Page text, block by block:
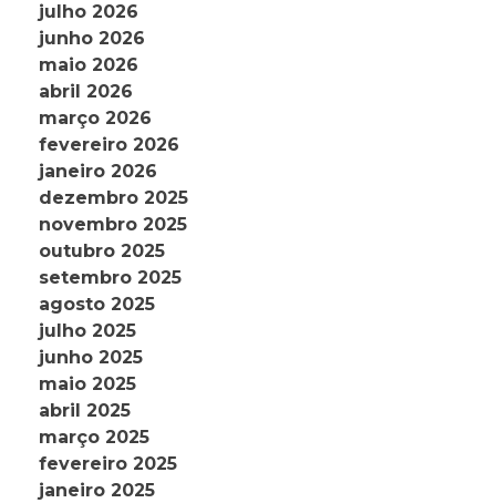
julho 2026
junho 2026
maio 2026
abril 2026
março 2026
fevereiro 2026
janeiro 2026
dezembro 2025
novembro 2025
outubro 2025
setembro 2025
agosto 2025
julho 2025
junho 2025
maio 2025
abril 2025
março 2025
fevereiro 2025
janeiro 2025